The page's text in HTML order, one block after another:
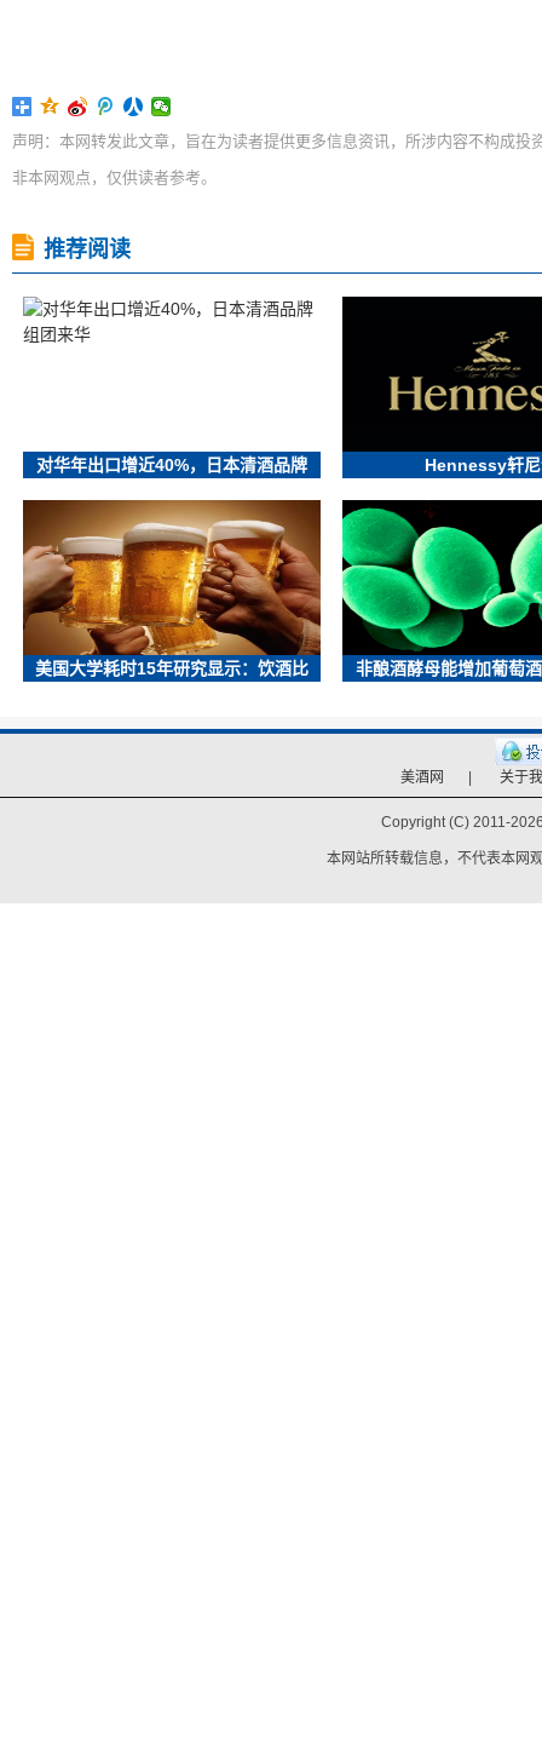
声明：本网转发此文章，旨在为读者提供更多信息资讯，所涉内容不构成
非本网观点，仅供读者参考。
推荐阅读
对华年出口增近40%，日本清酒品牌 Hennessy轩
美国大学耗时15年研究显示：饮酒比 非酿酒酵母能增加葡萄
美酒网 | 关于
Copyright (C) 2011-
本网站所转载信息，不代表本网